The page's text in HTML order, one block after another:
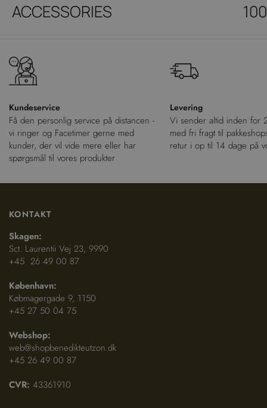
ACCESSORIES
Kundeservice
Få den personlig service på distancen -
vi ringer og Facetimer gerne med
kunder, der vil vide mere eller har
spørgsmål til vores produkter
Levering
Vi sender altid inden for
med fri fragt til
retur i op til 14 dage på
KONTAKT
Skagen:
Sct. Laurentii Vej 23, 9990
+45 26 49 00 87
København:
Købmagergade 9, 1150
+45 27 50 04 75
Webshop:
web@shopbenedikteutzon.dk
+45 26 49 00 87
CVR: 43361910